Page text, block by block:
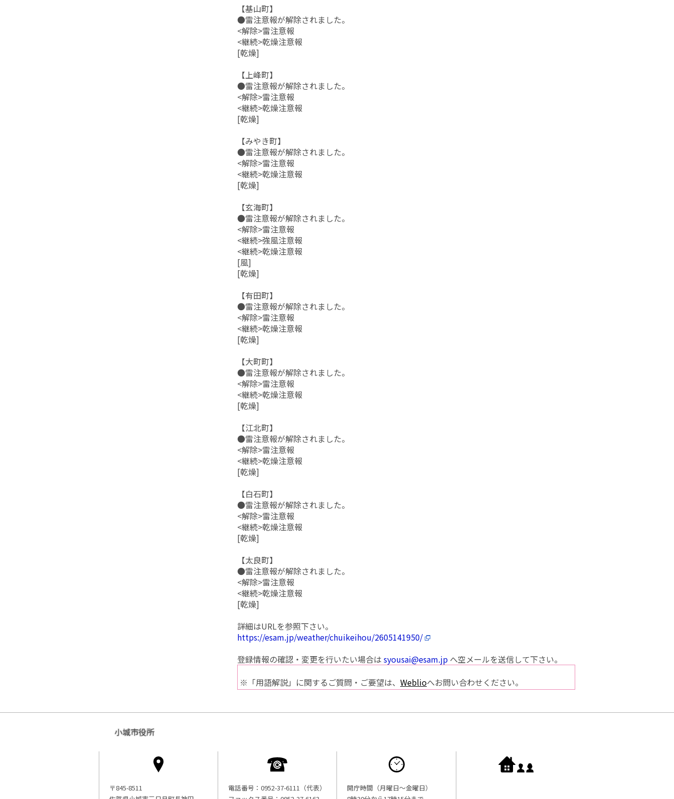
【基山町】
●雷注意報が解除されました。
<解除>雷注意報
<継続>乾燥注意報
[乾燥]
【上峰町】
●雷注意報が解除されました。
<解除>雷注意報
<継続>乾燥注意報
[乾燥]
【みやき町】
●雷注意報が解除されました。
<解除>雷注意報
<継続>乾燥注意報
[乾燥]
【玄海町】
●雷注意報が解除されました。
<解除>雷注意報
<継続>強風注意報
<継続>乾燥注意報
[風]
[乾燥]
【有田町】
●雷注意報が解除されました。
<解除>雷注意報
<継続>乾燥注意報
[乾燥]
【大町町】
●雷注意報が解除されました。
<解除>雷注意報
<継続>乾燥注意報
[乾燥]
【江北町】
●雷注意報が解除されました。
<解除>雷注意報
<継続>乾燥注意報
[乾燥]
【白石町】
●雷注意報が解除されました。
<解除>雷注意報
<継続>乾燥注意報
[乾燥]
【太良町】
●雷注意報が解除されました。
<解除>雷注意報
<継続>乾燥注意報
[乾燥]
詳細はURLを参照下さい。
https://esam.jp/weather/chuikeihou/2605141950/
登録情報の確認・変更を行いたい場合は syousai@esam.jp へ空メールを送信して下さい。
※「用語解説」に関するご質問・ご要望は、 Weblioへお問い合わせください。
小城市役所
〒845-8511
電話番号：0952-37-6111（代表）
開庁時間（月曜日〜金曜日）